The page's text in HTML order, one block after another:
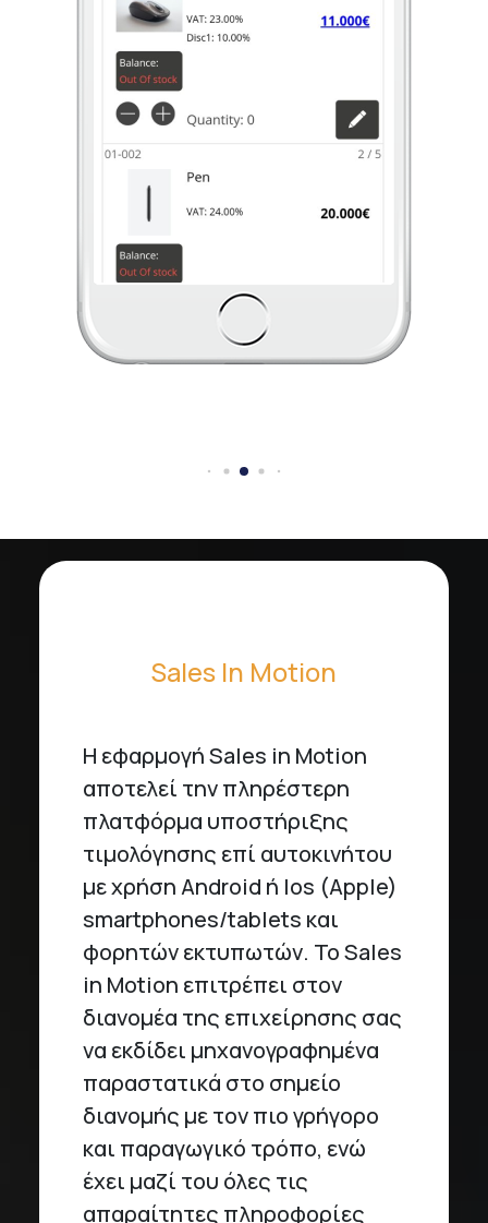
Sales In Motion
Η εφαρμογή Sales in Motion
αποτελεί την πληρέστερη
πλατφόρμα υποστήριξης
τιμολόγησης επί αυτοκινήτου
με χρήση Android ή Ios (Apple)
smartphones/tablets και
φορητών εκτυπωτών. Το Sales
in Motion επιτρέπει στον
διανομέα της επιχείρησης σας
να εκδίδει μηχανογραφημένα
παραστατικά στο σημείο
διανομής με τον πιο γρήγορο
και παραγωγικό τρόπο, ενώ
έχει μαζί του όλες τις
απαραίτητες πληροφορίες